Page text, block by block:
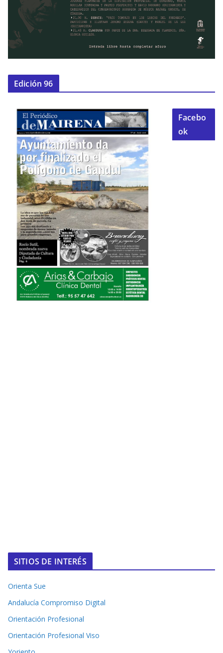
Edición 96
Facebo
ok
SITIOS DE INTERÉS
Orienta Sue
Andalucía Compromiso Digital
Orientación Profesional
Orientación Profesional Viso